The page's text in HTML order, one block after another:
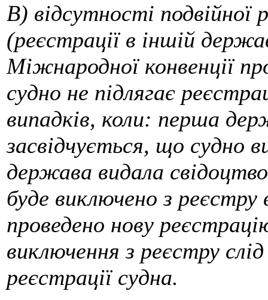
В) відсутності подвійної
(реєстрації в іншій
Міжнародної конвенції
судно не підлягає
випадків, коли: перша
засвідчується, що судно
держава видала
буде виключено з
проведено нову
виключення з реєстру
реєстрації судна.